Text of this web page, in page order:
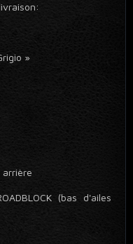
»
(bas d'ailes